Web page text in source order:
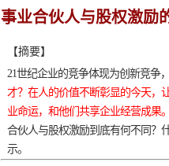
事业合伙人与股权激励
【摘要】
21世纪企业的竞争体现为创新竞争
才？在人的价值不断彰显的今天，
业命运，和他们共享企业经营成果。
合伙人与股权激励到底有何不同？
示。